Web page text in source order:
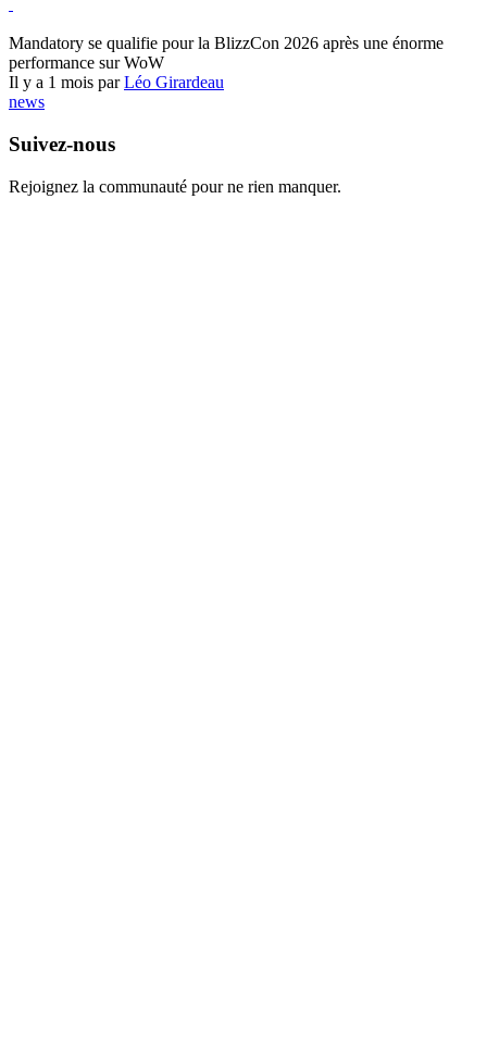
Mandatory se qualifie pour la BlizzCon 2026 après une énorme
performance sur WoW
Il y a 1 mois parLéo Girardeau
news
Suivez-nous
Rejoignez la communauté pour ne rien manquer.